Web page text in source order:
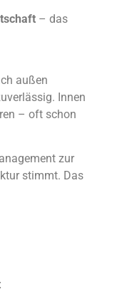
– das
außen
Innen
– oft schon
zur
stimmt. Das